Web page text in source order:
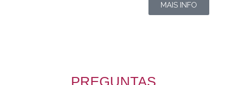
MAIS INFO